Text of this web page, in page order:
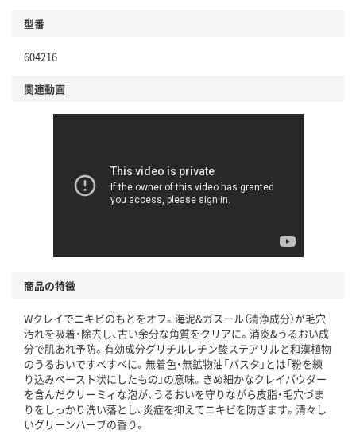
型番
604216
関連動画
商品の特徴
Wクレイでニキビのもとをオフ。海泥&ガスール（清浄成分）が毛穴
汚れを吸着・除去し、古い余分な角質をクリアに。消炎&うるおい成
分で肌あれ予防。有効成分グリチルレチン酸ステアリルと和漢植物
のうるおいですべすべに。無着色・無鉱物油「パスタ」とは「粉を練
り込みペースト状にしたもの」の意味。きめ細かなクレイパウダー
を含んだクリーミィな泡が、うるおいを守りながら皮脂・毛穴づま
りをしっかり洗い落とし、炎症を抑えてニキビを防ぎます。清々し
いグリーンハーブの香り。